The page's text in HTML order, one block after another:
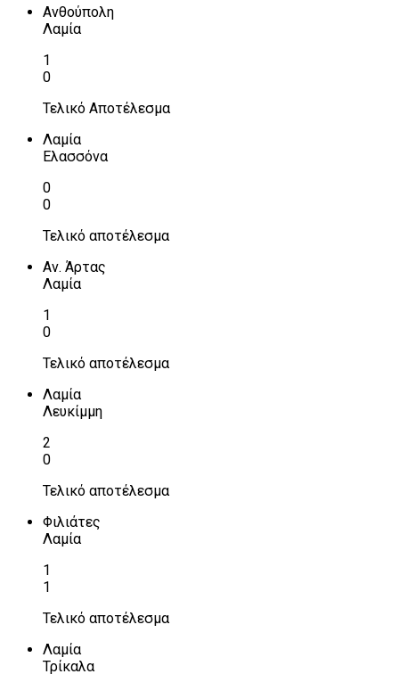
Ανθούπολη
Λαμία
1
0
Τελικό Αποτέλεσμα
Λαμία
Ελασσόνα
0
0
Τελικό αποτέλεσμα
Αν. Άρτας
Λαμία
1
0
Τελικό αποτέλεσμα
Λαμία
Λευκίμμη
2
0
Τελικό αποτέλεσμα
Φιλιάτες
Λαμία
1
1
Τελικό αποτέλεσμα
Λαμία
Τρίκαλα